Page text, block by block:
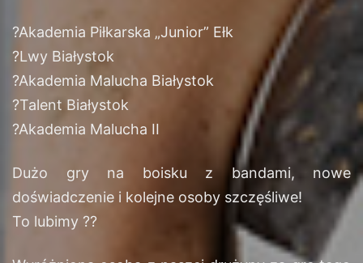
?Akademia Piłkarska „Junior” Ełk
?Lwy Białystok
?Akademia Malucha Białystok
?Talent Białystok
?Akademia Malucha II
Dużo gry na boisku z bandami, nowe
doświadczenie i kolejne osoby szczęśliwe!
To lubimy ??